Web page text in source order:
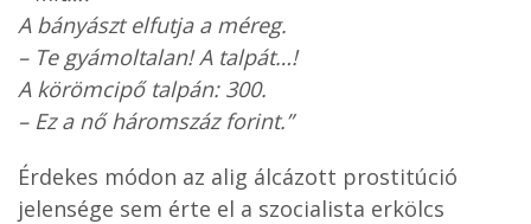
A bányászt elfutja a méreg.
– Te gyámoltalan! A talpát…!
A körömcipő talpán: 300.
– Ez a nő háromszáz forint.”
Érdekes módon az alig álcázott prostitúció
jelensége sem érte el a szocialista erkölcs